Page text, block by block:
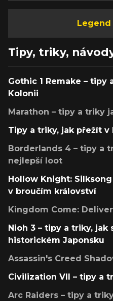
Tipy, triky,
Gothic 1 Remake – tipy
Kolonii
Marathon – tipy a triky
Tipy a triky, jak přežít
Borderlands 4 – tipy a
nejlepší loot
Hollow Knight:
v broučím království
Kingdom Come:
Nioh 3 – tipy a triky,
historickém Japonsku
Assassin's Creed
Civilization VII – tipy a
Arc Raiders – tipy a